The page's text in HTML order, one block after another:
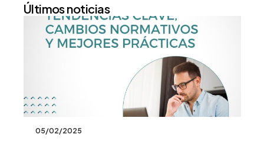
Últimos noticias
05/02/2025